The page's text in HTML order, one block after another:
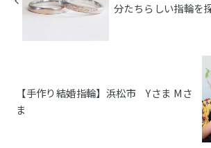
分たちらしい指輪を
【手作り結婚指輪】浜松市 Yさま Mさ
ま